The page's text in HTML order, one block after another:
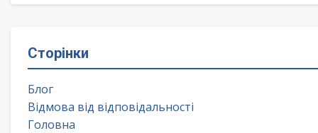
Сторінки
Блог
Відмова від відповідальності
Головна